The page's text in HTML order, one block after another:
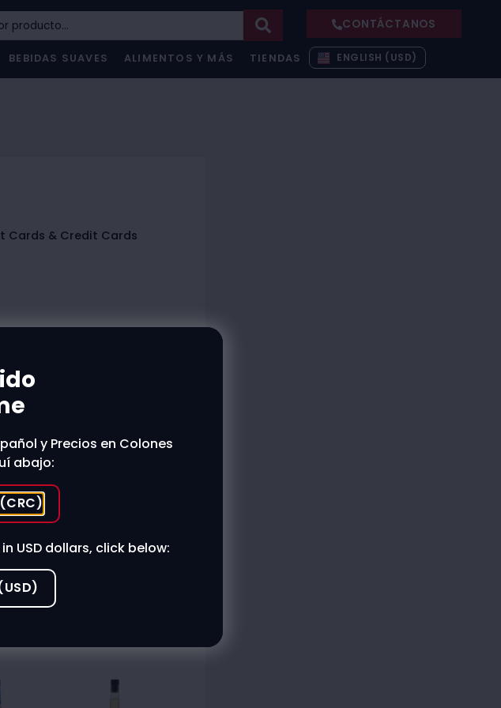
CONTÁCTANOS
BEBIDAS SUAVES ALIMENTOS Y MÁS TIENDAS ENGLISH (USD)
Cards & Credit Cards
y Precios en Colones
abajo:
USD dollars, click below: